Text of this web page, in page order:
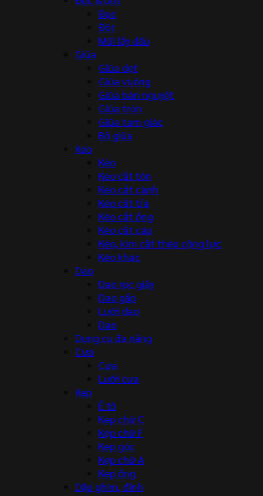
Đục
Đột
Mũi lấy dấu
Giũa
Giũa dẹt
Giũa vuông
Giũa bán nguyệt
Giũa tròn
Giũa tam giác
Bộ giũa
Kéo
Kéo
Kéo cắt tôn
Kéo cắt cành
Kéo cắt tỉa
Kéo cắt ống
Kéo cắt cáp
Kéo, kìm cắt thép cộng lực
Kéo khác
Dao
Dao rọc giấy
Dao gấp
Lưỡi dao
Dao
Dụng cụ đa năng
Cưa
Cưa
Lưỡi cưa
Kẹp
Ê tô
Kẹp chữ C
Kẹp chữ F
Kẹp góc
Kẹp chữ A
Kẹp ống
Dập ghim, đinh